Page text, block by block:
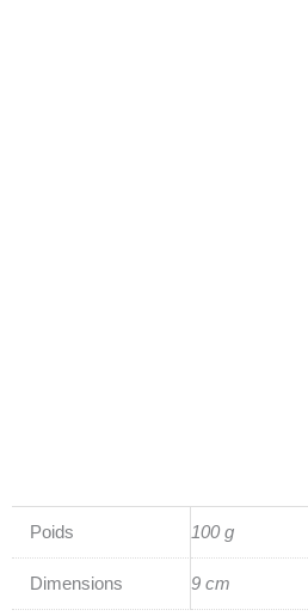
Poids 100 g
Dimensions 9 cm